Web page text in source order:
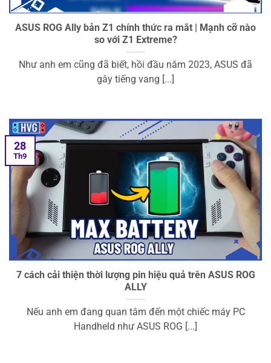
ASUS ROG Ally bản Z1 chính thức ra mắt | Mạnh cỡ nào
so với Z1 Extreme?
Như anh em cũng đã biết, hồi đầu năm 2023, ASUS đã
gây tiếng vang [...]
7 cách cải thiện thời lượng pin hiệu quả trên ASUS ROG
ALLY
Nếu anh em đang quan tâm đến một chiếc máy PC
Handheld như ASUS ROG [...]
28
Th9